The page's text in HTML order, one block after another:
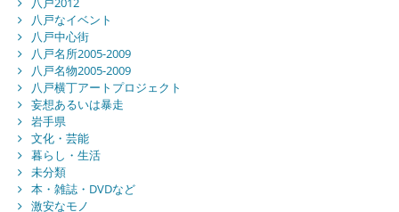
八戸なイベント
八戸中心街
八戸名所2005-2009
八戸名物2005-2009
八戸横丁アートプロジェクト
妄想あるいは暴走
岩手県
文化・芸能
暮らし・生活
未分類
本・雑誌・DVDなど
激安なモノ